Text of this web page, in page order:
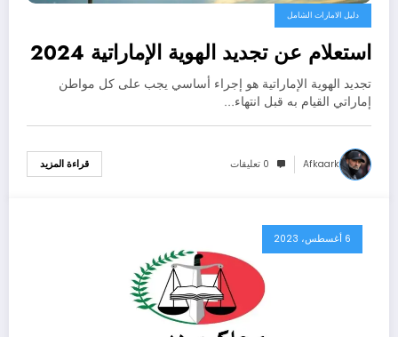
دليل الامارات الشامل
استعلام عن تجديد الهوية الإماراتية 2024
تجديد الهوية الإماراتية هو إجراء أساسي يجب على كل مواطن
إماراتي القيام به قبل انتهاء…
Afkaark 0 تعليقات قراءة المزيد
6 أغسطس، 2023